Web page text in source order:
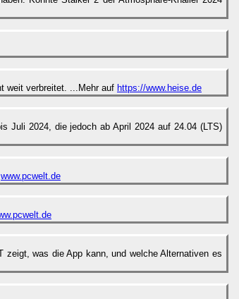
weit verbreitet. ...Mehr auf https://www.heise.de
Juli 2024, die jedoch ab April 2024 auf 24.04 (LTS)
www.pcwelt.de
zeigt, was die App kann, und welche Alternativen es